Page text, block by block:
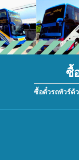
ซื้
ซื้อตั๋วรถทัวร์ด้